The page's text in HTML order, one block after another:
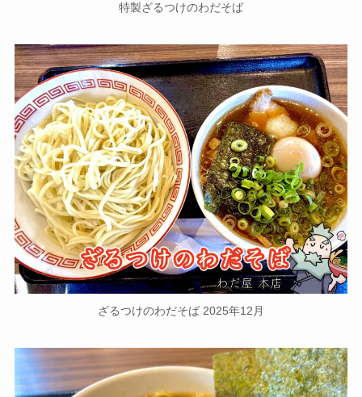
特製ざるつけのわだそば
ざるつけのわだそば 2025年12月